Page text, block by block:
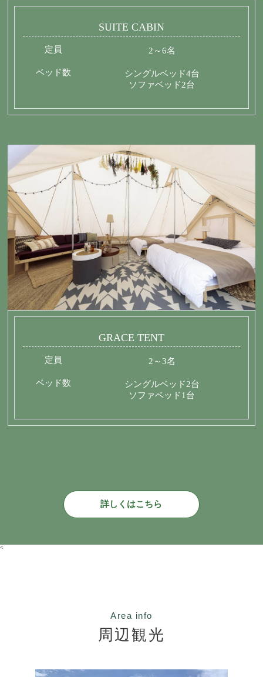
SUITE CABIN
定員 2～6名
ベッド数
シングルベッド4台
ソファベッド2台
GRACE TENT
定員 2～3名
ベッド数
シングルベッド2台
ソファベッド1台
詳しくはこちら
<
Area info
周辺観光